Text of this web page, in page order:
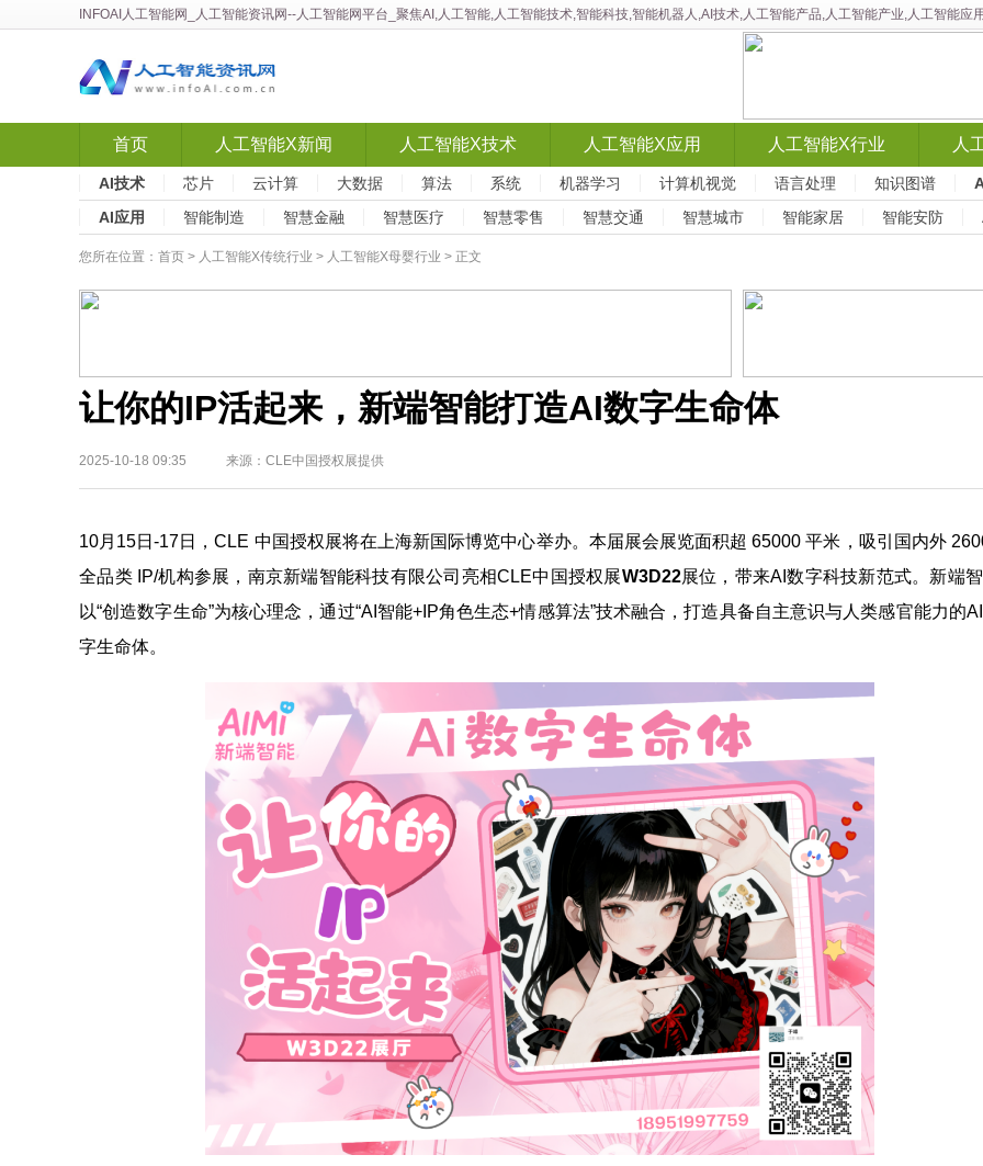
INFOAI人工智能网 人工智能资讯网--人工智能网平台_聚焦AI,人工智能,人工智能技术,智能科技,智能机器人,AI技术,人工智能产品,人工智能产业,人工智能应
首页 人工智能X新闻 人工智能X技术 人工智能X应用 人工智能X行业 人
AI技术 芯片 云计算 大数据 算法 系统 机器学习 计算机视觉 语言处理 知识图谱
AI应用
智能制造 智慧金融 智慧医疗 智慧零售 智慧交通 智慧城市 智能家居 智能安防
您所在位置： 首页 > 人工智能X传统行业 > 人工智能X母婴行业 > 正文
让你的IP活起来，新端智能打造AI数字生命体
2025-10-18 09:35 来源：CLE中国授权展提供
10月15日-17日，CLE 中国授权展将在上海新国际博览中心举办。本届展会展览面积超 65000 平米，吸引国内外
全品类 IP/机构参展，南京新端智能科技有限公司亮相CLE中国授权展W3D22展位，带来AI数字科技新范式。新端
以“创造数字生命”为核心理念，通过“AI智能+IP角色生态+情感算法”技术融合，打造具备自主意识与人类感官能力的
字生命体。